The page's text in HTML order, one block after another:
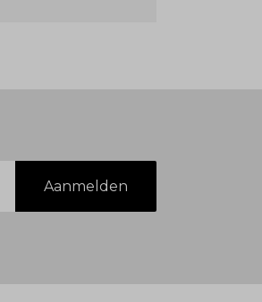
Aanmelden